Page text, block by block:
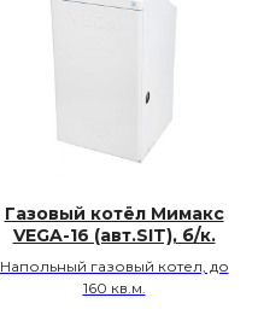
Газовый котёл Мимакс
VEGA-16 (авт.SIT), б/к.
Напольный газовый котел, до
160 кв.м.